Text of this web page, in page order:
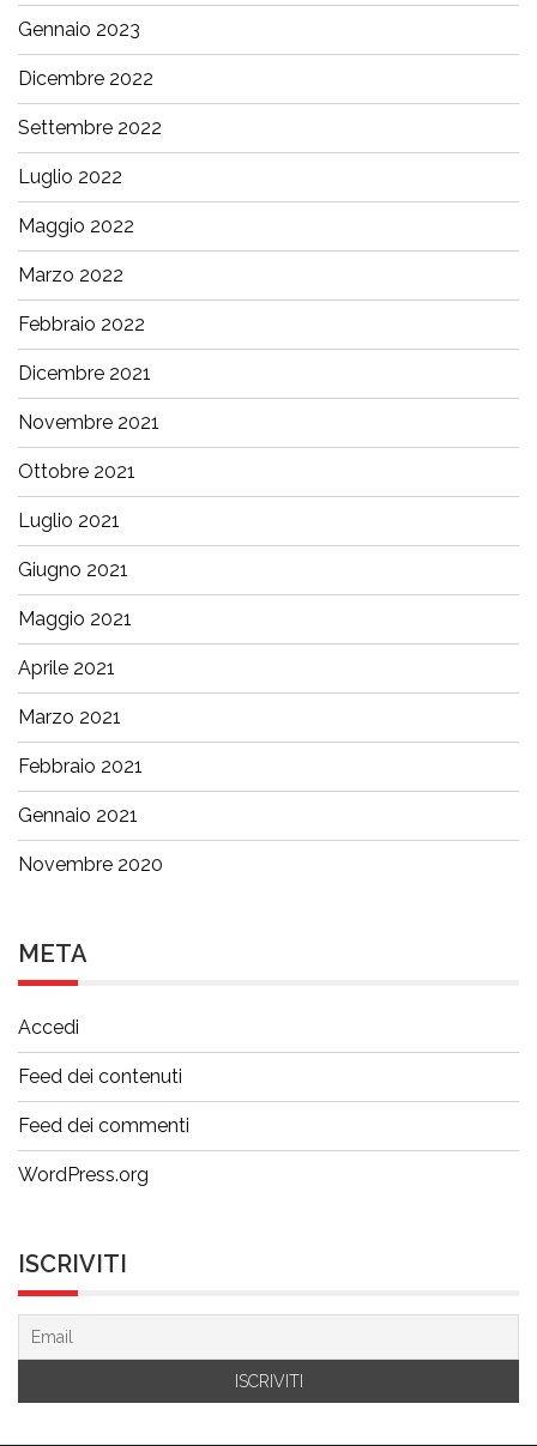
Gennaio 2023
Dicembre 2022
Settembre 2022
Luglio 2022
Maggio 2022
Marzo 2022
Febbraio 2022
Dicembre 2021
Novembre 2021
Ottobre 2021
Luglio 2021
Giugno 2021
Maggio 2021
Aprile 2021
Marzo 2021
Febbraio 2021
Gennaio 2021
Novembre 2020
META
Accedi
Feed dei contenuti
Feed dei commenti
WordPress.org
ISCRIVITI